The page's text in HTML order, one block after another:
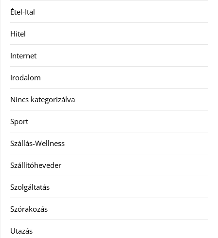
Étel-Ital
Hitel
Internet
Irodalom
Nincs kategorizálva
Sport
Szállás-Wellness
Szállítóheveder
Szolgáltatás
Szórakozás
Utazás